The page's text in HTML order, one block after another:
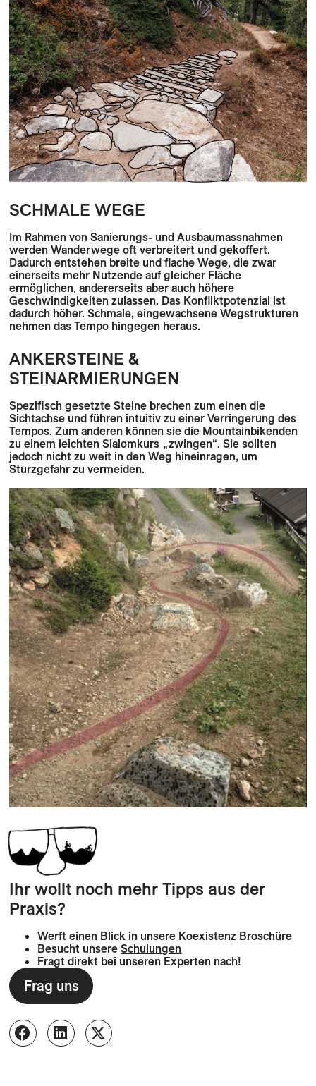
SCHMALE WEGE
Im Rahmen von Sanierungs- und Ausbaumassnahmen
werden Wanderwege oft verbreitert und gekoffert.
Dadurch entstehen breite und flache Wege, die zwar
einerseits mehr Nutzende auf gleicher Fläche
ermöglichen, andererseits aber auch höhere
Geschwindigkeiten zulassen. Das Konfliktpotenzial ist
dadurch höher. Schmale, eingewachsene Wegstrukturen
nehmen das Tempo hingegen heraus.
ANKERSTEINE &
STEINARMIERUNGEN
Spezifisch gesetzte Steine brechen zum einen die
Sichtachse und führen intuitiv zu einer Verringerung des
Tempos. Zum anderen können sie die Mountainbikenden
zu einem leichten Slalomkurs „zwingen“. Sie sollten
jedoch nicht zu weit in den Weg hineinragen, um
Sturzgefahr zu vermeiden.
Ihr wollt noch mehr Tipps aus der
Praxis?
Werft einen Blick in unsere Koexistenz Broschüre
Besucht unsereSchulungen
Fragt direkt bei unseren Experten nach!
Frag uns